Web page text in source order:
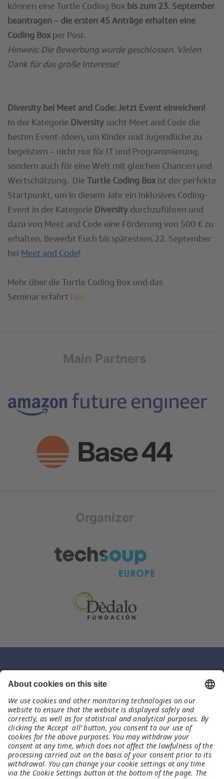
können eine Turtle Coding Box bis zum 23. September
beantragen – die ersten 45 Anträge erhalten eine
Coding Box per Post.
Hinweis: Die Bewerbung wurde geschlossen. Vielen
Dank für das große Interesse!
Diversity bei Meet and Code: Jetzt Event einreichen!
In der Kategorie Diversity sucht Meet and Code die
besten Event-Ideen, um Kinder und Jugendliche zu
begeistern – nicht nur für IT und Programmierung,
sondern auch für eine Welt mit gleichen Chancen und
Wertschätzung. Die Turtle Coding Box ist der perfekte
Startpunkt, um in diesem Jahr ein inklusives Coding-
Event in der Kategorie Diversity durchzuführen und
dazu von Meet and Code eine Förderung von 500 € zu
erhalten. Bewerbt Euch bis spätestens 22. September
bei Meet and Code!
Mehr über die Turtle Coding Box und das
Seminar erfahrt hier.
Main Partners
Organizer
Contacto
Equipo Meet and Code España
Fundación Dédalo
meet-and-code@fundaciondedalo.org